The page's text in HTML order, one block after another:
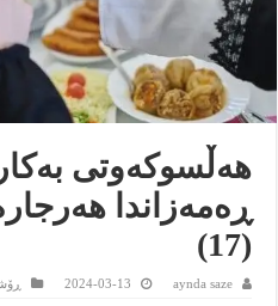
هەڵسوكەوتی
ڕەمەزاندا
(17)
aynda saze
2024-03-13